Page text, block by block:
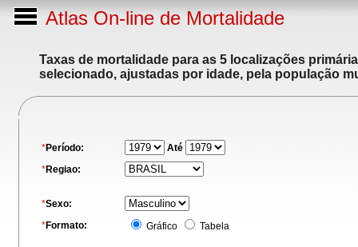
Atlas On-line de Mortalidade
Taxas de mortalidade para as 5 localizações
selecionado, ajustadas por idade, pela população
*Período:
Até
*Regiao:
*Sexo:
*Formato: Gráfico Tabela